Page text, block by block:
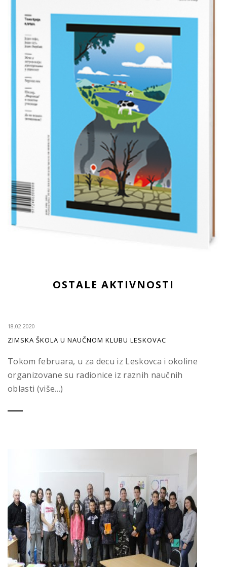
OSTALE AKTIVNOSTI
18.02.2020
ZIMSKA ŠKOLA U NAUČNOM KLUBU LESKOVAC
Tokom februara, u za decu iz Leskovca i okoline
organizovane su radionice iz raznih naučnih
oblasti (više…)